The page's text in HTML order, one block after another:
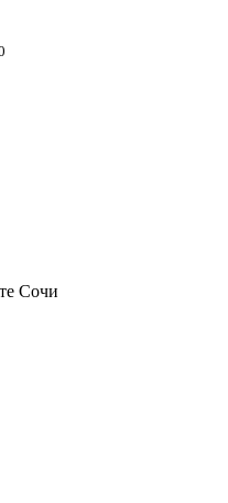
Сочи